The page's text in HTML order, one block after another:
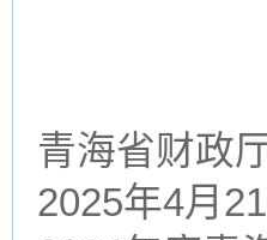
青海省财政
2025年4月